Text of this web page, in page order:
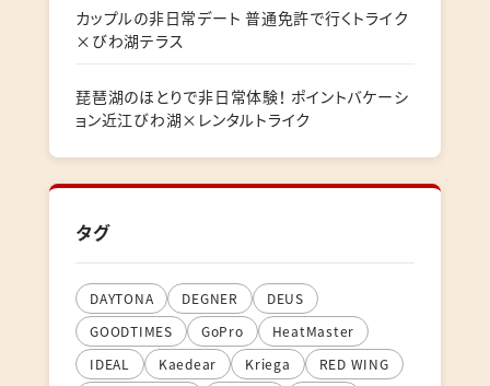
カップルの非日常デート 普通免許で行くトライク
×びわ湖テラス
琵琶湖のほとりで非日常体験！ ポイントバケーシ
ョン近江びわ湖×レンタルトライク
タグ
DAYTONA DEGNER
DEUS
GOODTIMES
GoPro
HeatMaster
IDEAL
Kaedear Kriega
RED WING